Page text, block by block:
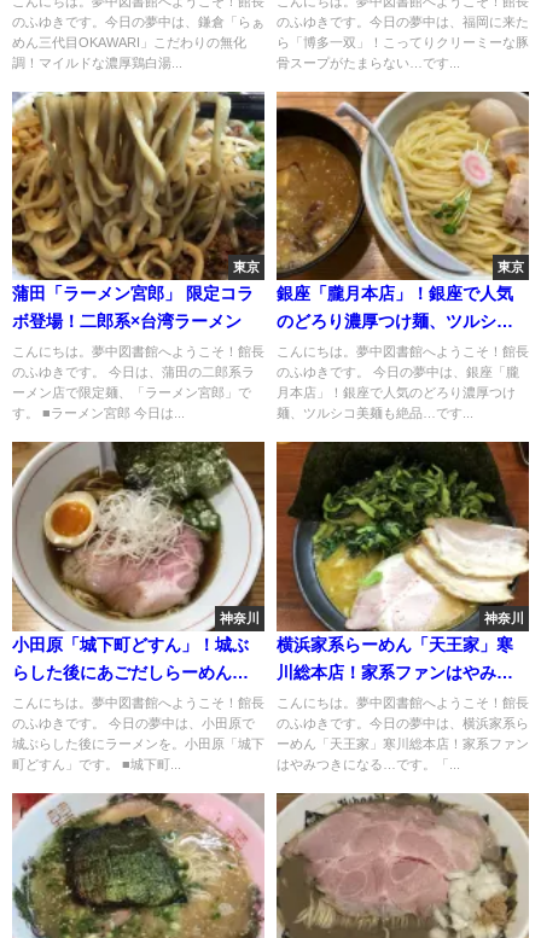
のふゆきです。今日の夢中は、鎌倉「らぁ
めん三代目OKAWARI」こだわりの無化
調！マイルドな濃厚鶏白湯...
のふゆきです。今日の夢中は、福岡に来た
ら「博多一双」！こってりクリーミーな豚
骨スープがたまらない…です...
東京
蒲田「ラーメン宮郎」 限定コラ
ボ登場！二郎系×台湾ラーメン
こんにちは。夢中図書館へようこそ！館長
のふゆきです。 今日は、蒲田の二郎系ラ
ーメン店で限定麺、「ラーメン宮郎」で
す。 ■ラーメン宮郎 今日は...
東京
銀座「朧月本店」！銀座で人気
のどろり濃厚つけ麺、ツルシコ
美麺も絶品
こんにちは。夢中図書館へようこそ！館長
のふゆきです。 今日の夢中は、銀座「朧
月本店」！銀座で人気のどろり濃厚つけ
麺、ツルシコ美麺も絶品…です...
神奈川
小田原「城下町どすん」！城ぶ
らした後にあごだしらーめん
を。
こんにちは。夢中図書館へようこそ！館長
のふゆきです。 今日の夢中は、小田原で
城ぶらした後にラーメンを。小田原「城下
町どすん」です。 ■城下町...
神奈川
横浜家系らーめん「天王家」寒
川総本店！家系ファンはやみつ
きになる…
こんにちは。夢中図書館へようこそ！館長
のふゆきです。今日の夢中は、横浜家系ら
ーめん「天王家」寒川総本店！家系ファン
はやみつきになる…です。「...